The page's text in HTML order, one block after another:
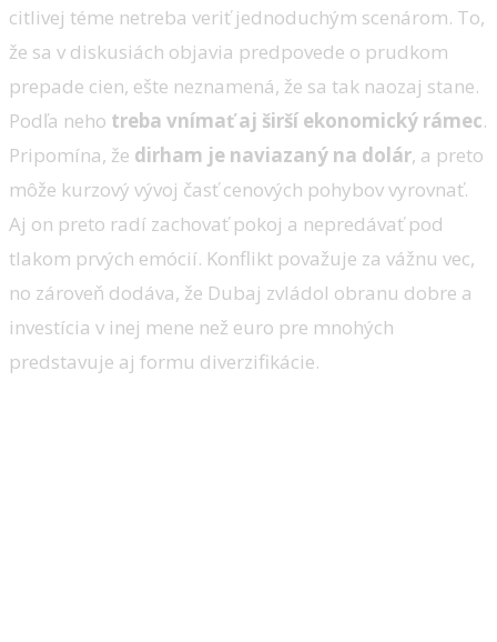
citlivej téme netreba veriť jednoduchým scenárom. To,
že sa v diskusiách objavia predpovede o prudkom
prepade cien, ešte neznamená, že sa tak naozaj stane.
Podľa neho treba vnímať aj širší ekonomický rámec.
Pripomína, že dirham je naviazaný na dolár, a preto
môže kurzový vývoj časť cenových pohybov vyrovnať.
Aj on preto radí zachovať pokoj a nepredávať pod
tlakom prvých emócií. Konflikt považuje za vážnu vec,
no zároveň dodáva, že Dubaj zvládol obranu dobre a
investícia v inej mene než euro pre mnohých
predstavuje aj formu diverzifikácie.